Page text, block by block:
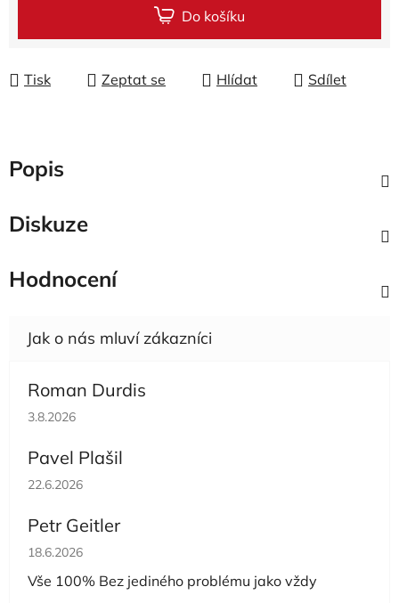
Do košíku
Tisk Zeptat se Hlídat Sdílet
Popis
Diskuze
Hodnocení
Roman Durdis
Hodnocení obchodu je 5 z 5 hvězdiček.
3.8.2026
Pavel Plašil
Hodnocení obchodu je 5 z 5 hvězdiček.
22.6.2026
Petr Geitler
Hodnocení obchodu je 5 z 5 hvězdiček.
18.6.2026
Vše 100% Bez jediného problému jako vždy